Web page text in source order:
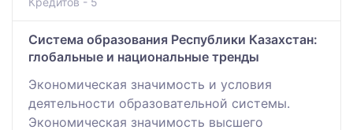
Система образования Республики Казахстан:
глобальные и национальные тренды
Экономическая значимость и условия
деятельности образовательной системы.
Экономическая значимость высшего